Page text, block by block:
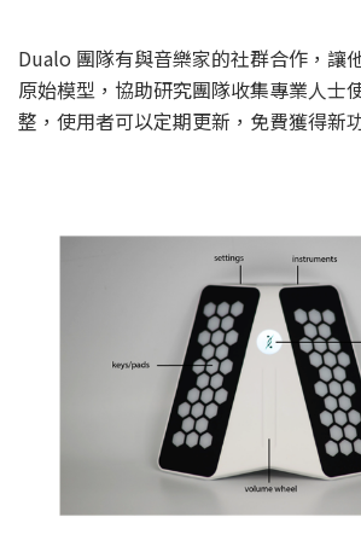
Dualo 團隊有與音樂家的社群合作，讓
原始模型，協助研究團隊收集專業人士
整，使用者可以定期更新，免費獲得新